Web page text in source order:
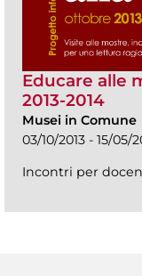
Educare alle
2013-2014
Musei in Comune
03/10/2013 - 15/05/
Incontri per